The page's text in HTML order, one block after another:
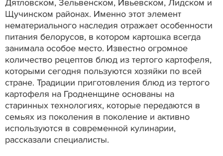
Дятловском, Зельвенском, Ивьевском, Лидском и
Щучинском районах. Именно этот элемент
нематериального наследия отражает особенности
питания белорусов, в котором картошка всегда
занимала особое место. Известно огромное
количество рецептов блюд из тертого картофеля,
которыми сегодня пользуются хозяйки по всей
стране. Традиции приготовления блюд из тертого
картофеля на Гродненщине основаны на
старинных технологиях, которые передаются в
семьях из поколения в поколение и активно
используются в современной кулинарии,
рассказали специалисты.